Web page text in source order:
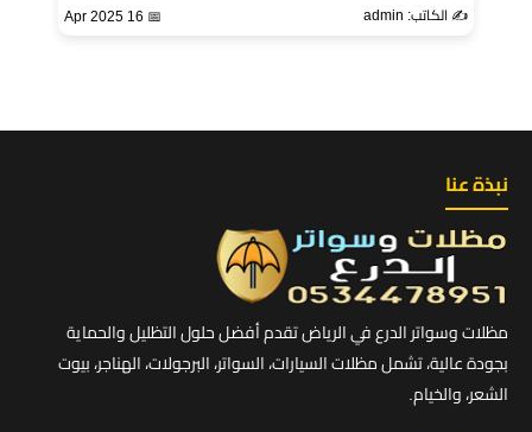
✍️ الكاتب: admin 📅 16 Apr 2025
نبذة عنا
مظلات وسواتر الدرع في الرياض تقدم أفضل حلول التظليل والحماية
بجودة عالية، تشمل مظلات السيارات، السواتر، البرجولات، الهناجر، بيوت
الشعر، والخيام.